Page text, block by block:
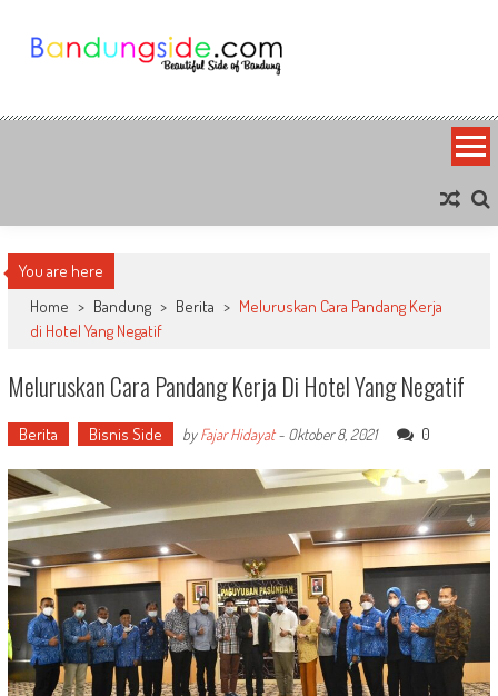
content
Bandung Side
You are here
Home > Bandung > Berita > Meluruskan Cara Pandang Kerja
di Hotel Yang Negatif
Meluruskan Cara Pandang Kerja Di Hotel Yang Negatif
Berita Bisnis Side byFajar Hidayat- Oktober 8, 2021 0